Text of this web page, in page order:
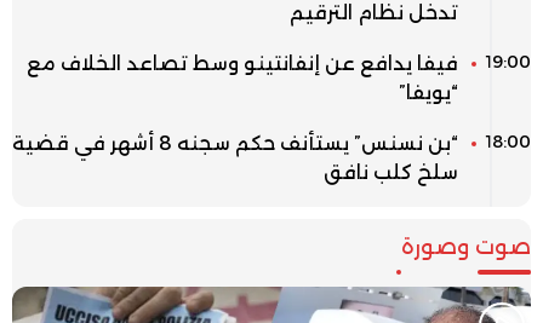
تدخل نظام الترقيم
19:00
فيفا يدافع عن إنفانتينو وسط تصاعد الخلاف مع
“يويفا”
18:00
“بن نسنس” يستأنف حكم سجنه 8 أشهر في قضية
سلخ كلب نافق
صوت وصورة